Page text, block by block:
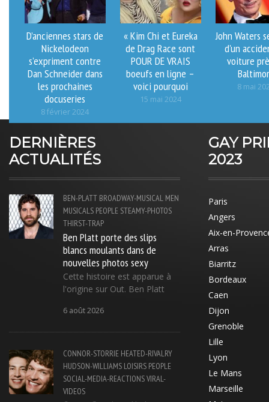
D’anciennes stars de
Nickelodeon
s’expriment contre
Dan Schneider dans
les prochaines
docuseries
8 février 2024
« Kim Chi et Eureka
de Drag Race sont
POUR DE VRAIS
boeufs en ligne –
voici pourquoi
15 mai 2024
John Waters
d'un
voiture
8 mai
DERNIÈRES
ACTUALITÉS
BEN-PLATT BROADWAY-MUSICAL MEN
MUSICALS PEOPLE STEAMY-PHOTOS
THIRST-TRAP
Ben Platt porte des slips
blancs moulants dans de
nouvelles photos sexy
Cette histoire est apparue à
l'origine sur Out. Ben Platt
6 août 2026
CONNOR-STORRIE HEATED-RIVALRY
HUDSON-WILLIAMS LOISIRS PEOPLE
SOCIAL-MEDIA-REACTIONSVIRAL-
VIDEOS
GAY
2023
Paris
Angers
Aix-en-
Arras
Biarritz
Bordeaux
Caen
Dijon
Grenoble
Lille
Lyon
Le Mans
Marseille